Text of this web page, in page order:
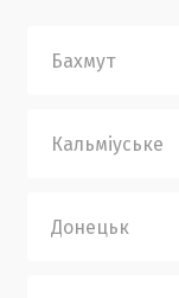
Бахмут
Кальміуське
Донецьк